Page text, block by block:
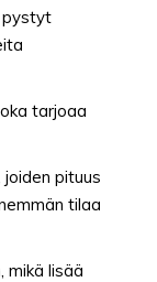
pystyt
tarjoaa
pituus
tilaa
mikä lisää